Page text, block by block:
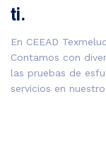
ti.
En CEEAD
Contamos con
las pruebas de
servicios en